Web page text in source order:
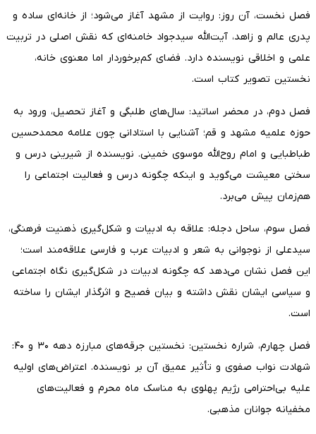
فصل نخست، آن روز: روایت از مشهد آغاز می‌شود؛ از خانه‌ای ساده و
پدری عالم و زاهد، آیت‌الله سیدجواد خامنه‌ای که نقش اصلی در تربیت
علمی و اخلاقی نویسنده دارد. فضای کم‌برخوردار اما معنوی خانه،
نخستین تصویر کتاب است.
فصل دوم، در محضر اساتید: سال‌های طلبگی و آغاز تحصیل، ورود به
حوزه علمیه مشهد و قم؛ آشنایی با استادانی چون علامه محمدحسین
طباطبایی و امام روح‌الله موسوی خمینی. نویسنده از شیرینی درس و
سختی معیشت می‌گوید و اینکه چگونه درس و فعالیت اجتماعی را
هم‌زمان پیش می‌برد.
فصل سوم، ساحل دجله: علاقه به ادبیات و شکل‌گیری ذهنیت فرهنگی،
سیدعلی از نوجوانی به شعر و ادبیات عرب و فارسی علاقه‌مند است؛
این فصل نشان می‌دهد که چگونه ادبیات در شکل‌گیری نگاه اجتماعی
و سیاسی ایشان نقش داشته و بیان فصیح و اثرگذار ایشان را ساخته
است.
فصل چهارم، شراره نخستین: نخستین جرقه‌های مبارزه دهه ۳۰ و ۴۰:
شهادت نواب صفوی و تأثیر عمیق آن بر نویسنده. اعتراض‌های اولیه
علیه بی‌احترامی رژیم پهلوی به مناسک ماه محرم و فعالیت‌های
مخفیانه جوانان مذهبی.